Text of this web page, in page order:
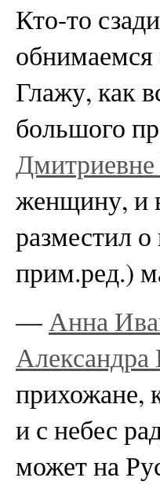
Кто-то
обнимаемся
Глажу, как
большого
женщину, и
разместил
прим.ред.)
—Анна
Александра
прихожане,
и с небес
может на